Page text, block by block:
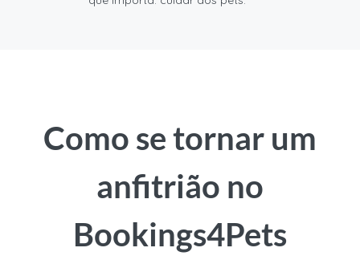
Como se tornar um
anfitrião no
Bookings4Pets